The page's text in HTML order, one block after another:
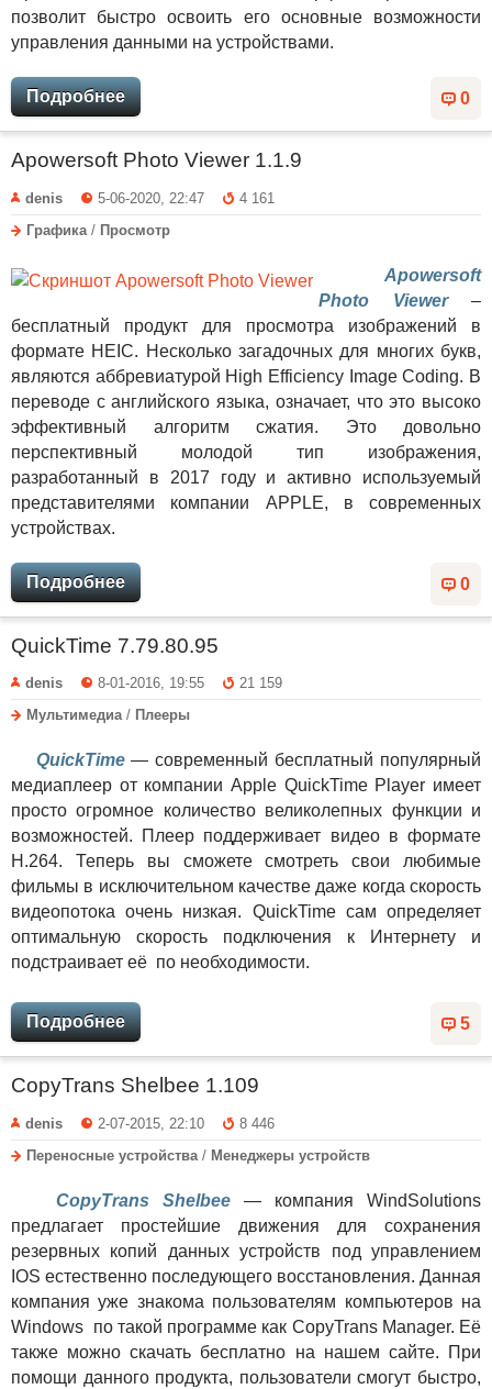
позволит быстро освоить его основные возможности
управления данными на устройствами.
0
Подробнее
Apowersoft Photo Viewer 1.1.9
denis 5-06-2020, 22:47
4 161
Графика / Просмотр
Apowersoft
Photo Viewer–
бесплатный продукт для просмотра изображений в
формате HEIC. Несколько загадочных для многих букв,
являются аббревиатурой High Efficiency Image Coding. В
переводе с английского языка, означает, что это высоко
эффективный алгоритм сжатия. Это довольно
перспективный молодой тип изображения,
разработанный в 2017 году и активно используемый
представителями компании APPLE, в современных
устройствах.
0
Подробнее
QuickTime 7.79.80.95
denis 8-01-2016, 19:55
21 159
Мультимедиа/ Плееры
QuickTime— современный бесплатный популярный
медиаплеер от компании Apple QuickTime Player имеет
просто огромное количество великолепных функции и
возможностей. Плеер поддерживает видео в формате
H.264. Теперь вы сможете смотреть свои любимые
фильмы в исключительном качестве даже когда скорость
видеопотока очень низкая. QuickTime сам определяет
оптимальную скорость подключения к Интернету и
подстраивает её по необходимости.
5
Подробнее
CopyTrans Shelbee 1.109
denis 2-07-2015, 22:10
8 446
Переносные устройства / Менеджеры устройств
CopyTrans Shelbee — компания WindSolutions
предлагает простейшие движения для сохранения
резервных копий данных устройств под управлением
IOS естественно последующего восстановления. Данная
компания уже знакома пользователям компьютеров на
Windows по такой программе как CopyTrans Manager. Её
также можно скачать бесплатно на нашем сайте. При
помощи данного продукта, пользователи смогут быстро,